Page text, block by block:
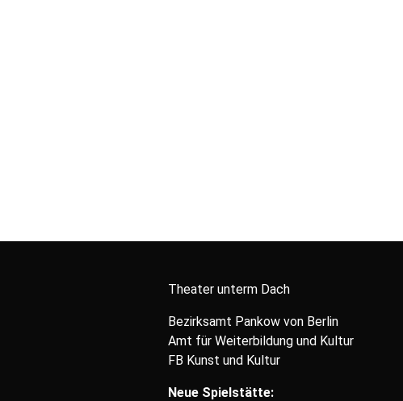
Theater unterm Dach
Bezirksamt Pankow von Berlin
Amt für Weiterbildung und Kultur
FB Kunst und Kultur
Neue Spielstätte: